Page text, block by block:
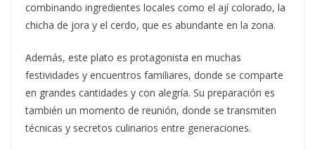
combinando ingredientes locales como el ají colorado, la
chicha de jora y el cerdo, que es abundante en la zona.
Además, este plato es protagonista en muchas
festividades y encuentros familiares, donde se comparte
en grandes cantidades y con alegría. Su preparación es
también un momento de reunión, donde se transmiten
técnicas y secretos culinarios entre generaciones.